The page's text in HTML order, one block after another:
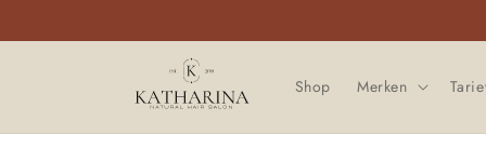
content
Shop Merken